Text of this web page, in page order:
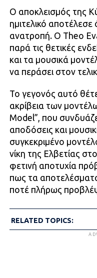
Ο αποκλεισμός της
ημιτελικό αποτέλεσε
ανατροπή. Ο Theo
παρά τις θετικές
και τα μουσικά
να περάσει στον
Το γεγονός αυτό
ακρίβεια των
Model”, που
αποδόσεις και
συγκεκριμένο
νίκη της Ελβετίας
φετινή αποτυχία
πως τα
ποτέ πλήρως
RELATED TOPICS: